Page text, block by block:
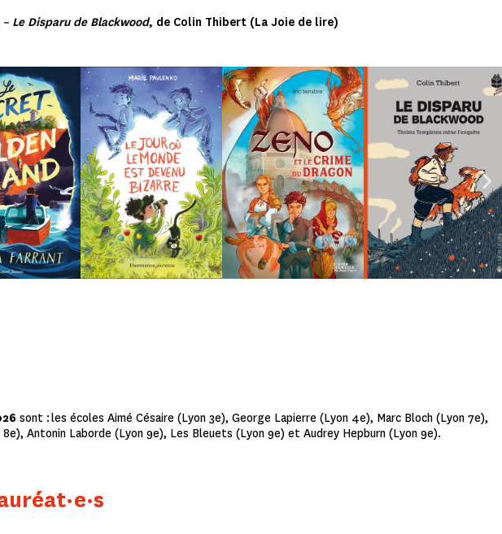
Le Disparu de Blackwood, de Colin Thibert (La Joie de lire)
sont :les écoles Aimé Césaire (Lyon 3e), George Lapierre (Lyon 4e), Marc Bloch (Lyon 7e),
8e), Antonin Laborde (Lyon 9e), Les Bleuets (Lyon 9e) et Audrey Hepburn (Lyon 9e).